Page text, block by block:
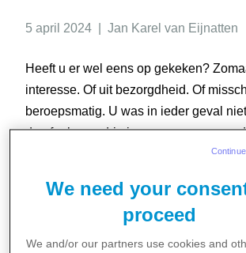
5 april 2024 | Jan Karel van Eijnatten
Heeft u er wel eens op gekeken?
interesse. Of uit bezorgdheid. Of
beroepsmatig. U was in ieder geval
de afgelopen drie jaar en negen
maar liefst 750 miljoen pageviews en
bezoekers van de website waar ik het
Misschien heeft u het al geraden maar
het coronadashboard. Maar net als
We need your
proceed
We and/or our partners use cookies and